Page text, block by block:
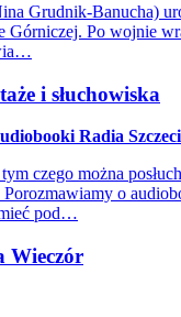
Grudnik-Banucha)
Górniczej. Po wojnie
i słuchowiska
Radia
czego można
o
pod…
Wieczór